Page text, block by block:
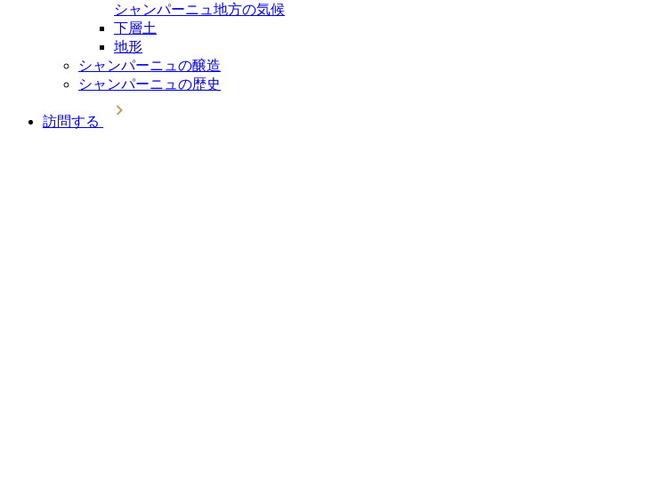
シャンパーニュ地方の気候
下層土
地形
シャンパーニュの醸造
シャンパーニュの歴史
訪問する